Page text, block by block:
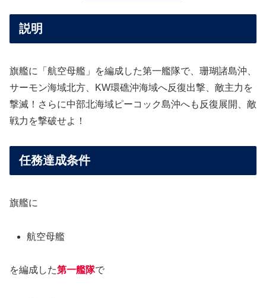
説明
旗艦に「航空母艦」を編成した第一艦隊で、珊瑚諸島沖、
サーモン海域北方、KW環礁沖海域へ反復出撃、敵主力を
撃滅！さらに中部北海域ピーコック島沖へも反復展開、敵
戦力を撃破せよ！
任務達成条件
旗艦に
航空母艦
を編成した第一艦隊で